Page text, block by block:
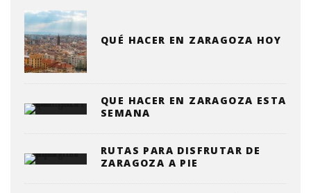
QUÉ HACER EN ZARAGOZA HOY
QUE HACER EN ZARAGOZA ESTA
SEMANA
RUTAS PARA DISFRUTAR DE
ZARAGOZA A PIE